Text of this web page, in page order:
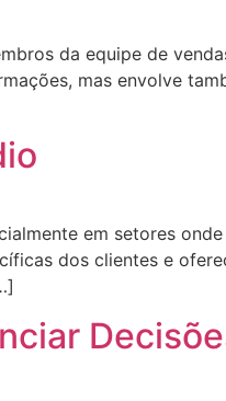
da equipe de
mas envolve
em setores
dos clientes e